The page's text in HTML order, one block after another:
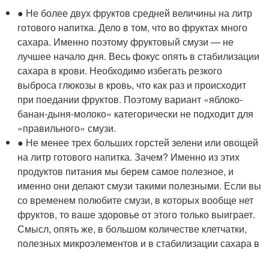
● Не более двух фруктов средней величины на литр
готового напитка. Дело в том, что во фруктах много
сахара. Именно поэтому фруктовый смузи — не
лучшее начало дня. Весь фокус опять в стабилизации
сахара в крови. Необходимо избегать резкого
выброса глюкозы в кровь, что как раз и происходит
при поедании фруктов. Поэтому вариант «яблоко-
банан-дыня-молоко» категорически не подходит для
«правильного» смузи.
● Не менее трех больших горстей зелени или овощей
на литр готового напитка. Зачем? Именно из этих
продуктов питания мы берем самое полезное, и
именно они делают смузи такими полезными. Если вы
со временем полюбите смузи, в которых вообще нет
фруктов, то ваше здоровье от этого только выиграет.
Смысл, опять же, в большом количестве клетчатки,
полезных микроэлементов и в стабилизации сахара в